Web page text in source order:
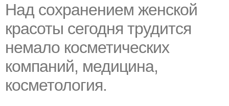
Над сохранением женской
красоты сегодня трудится
немало косметических
компаний, медицина,
косметология.